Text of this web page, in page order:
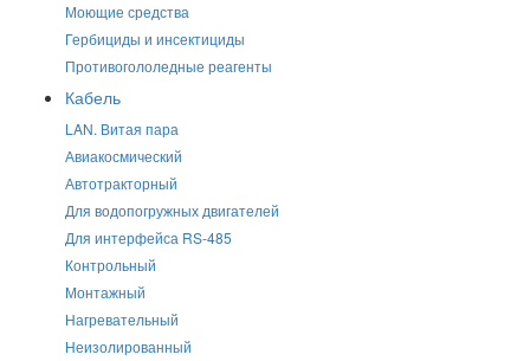
Моющие средства
Гербициды и инсектициды
Противогололедные реагенты
Кабель
LAN. Витая пара
Авиакосмический
Автотракторный
Для водопогружных двигателей
Для интерфейса RS-485
Контрольный
Монтажный
Нагревательный
Неизолированный